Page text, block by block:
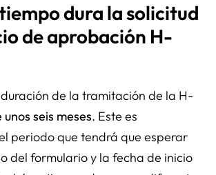
dura la solicitud
de aprobación H-
de la tramitación de la H-
seis meses. Este es
periodo que tendrá que esperar
del formulario y la fecha de inicio